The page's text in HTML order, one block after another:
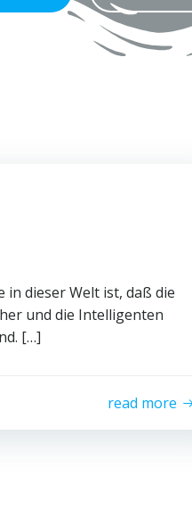
in dieser Welt ist, daß die
und die Intelligenten
[…]
read more